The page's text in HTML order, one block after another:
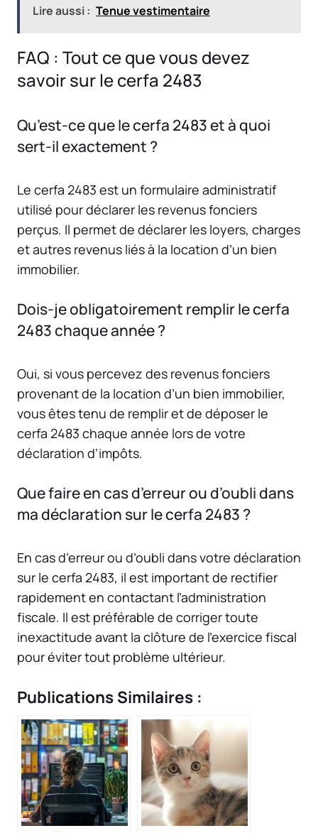
Lire aussi : Tenue vestimentaire
FAQ : Tout ce que vous devez
savoir sur le cerfa 2483
Qu’est-ce que le cerfa 2483 et à quoi
sert-il exactement ?
Le cerfa 2483 est un formulaire administratif
utilisé pour déclarer les revenus fonciers
perçus. Il permet de déclarer les loyers, charges
et autres revenus liés à la location d’un bien
immobilier.
Dois-je obligatoirement remplir le cerfa
2483 chaque année ?
Oui, si vous percevez des revenus fonciers
provenant de la location d’un bien immobilier,
vous êtes tenu de remplir et de déposer le
cerfa 2483 chaque année lors de votre
déclaration d’impôts.
Que faire en cas d’erreur ou d’oubli dans
ma déclaration sur le cerfa 2483 ?
En cas d’erreur ou d’oubli dans votre déclaration
sur le cerfa 2483, il est important de rectifier
rapidement en contactant l’administration
fiscale. Il est préférable de corriger toute
inexactitude avant la clôture de l’exercice fiscal
pour éviter tout problème ultérieur.
Publications Similaires :